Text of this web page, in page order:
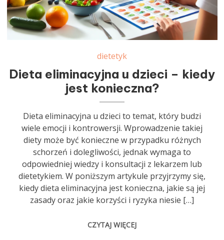
dietetyk
Dieta eliminacyjna u dzieci – kiedy
jest konieczna?
Dieta eliminacyjna u dzieci to temat, który budzi
wiele emocji i kontrowersji. Wprowadzenie takiej
diety może być konieczne w przypadku różnych
schorzeń i dolegliwości, jednak wymaga to
odpowiedniej wiedzy i konsultacji z lekarzem lub
dietetykiem. W poniższym artykule przyjrzymy się,
kiedy dieta eliminacyjna jest konieczna, jakie są jej
zasady oraz jakie korzyści i ryzyka niesie […]
CZYTAJ WIĘCEJ